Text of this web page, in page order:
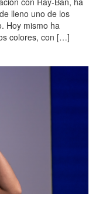
lleno uno de los
Hoy mismo ha
colores, con […]